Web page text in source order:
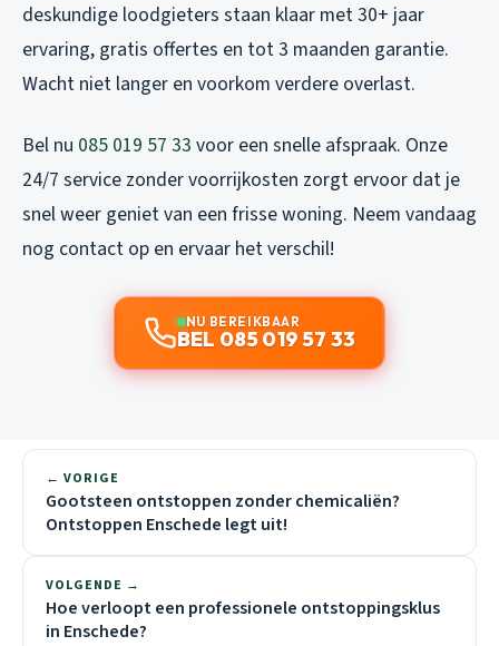
deskundige loodgieters staan klaar met 30+ jaar
ervaring, gratis offertes en tot 3 maanden garantie.
Wacht niet langer en voorkom verdere overlast.
Bel nu 085 019 57 33 voor een snelle afspraak. Onze
24/7 service zonder voorrijkosten zorgt ervoor dat je
snel weer geniet van een frisse woning. Neem vandaag
nog contact op en ervaar het verschil!
NU BEREIKBAAR
BEL 085 019 57 33
← VORIGE
Gootsteen ontstoppen zonder chemicaliën?
Ontstoppen Enschede legt uit!
VOLGENDE →
Hoe verloopt een professionele ontstoppingsklus
in Enschede?